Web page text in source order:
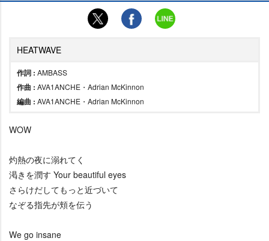
HEATWAVE
作詞 : AMBASS
作曲 : AVA1ANCHE・Adrian McKinnon
編曲 : AVA1ANCHE・Adrian McKinnon
WOW
灼熱の夜に溺れてく
渇きを潤す Your beautiful eyes
さらけだしてもっと近づいて
なぞる指先が頬を伝う
We go insane